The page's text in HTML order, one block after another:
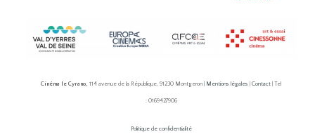
Cinéma le Cyrano, 114 avenue de la République, 91230 Montgeron | Mentions légales Contact | Tel
: 0169427906
Politique de confidentialité